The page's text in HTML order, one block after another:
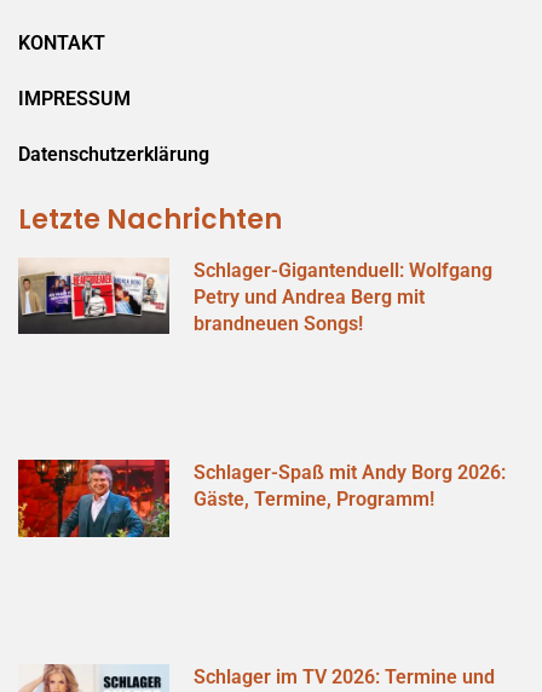
KONTAKT
IMPRESSUM
Datenschutzerklärung
Letzte Nachrichten
Schlager-Gigantenduell: Wolfgang
Petry und Andrea Berg mit
brandneuen Songs!
Schlager-Spaß mit Andy Borg 2026:
Gäste, Termine, Programm!
Schlager im TV 2026: Termine und